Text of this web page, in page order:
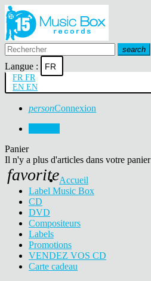
search
Langue : FR
FR FR
EN EN
personConnexion
Panier
Il n'y a plus d'articles dans votre panier
favoriteAccueil
Label Music Box
CD
DVD
Compositeurs
Labels
Promotions
VENDEZ VOS CD
Carte cadeau